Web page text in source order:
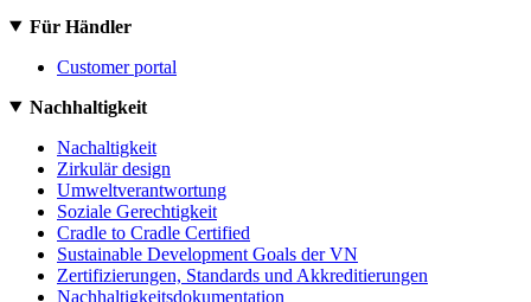
Für Händler
Customer portal
Nachhaltigkeit
Nachaltigkeit
Zirkulär design
Umweltverantwortung
Soziale Gerechtigkeit
Cradle to Cradle Certified
Sustainable Development Goals der VN
Zertifizierungen, Standards und Akkreditierungen
Nachhaltigkeitsdokumentation